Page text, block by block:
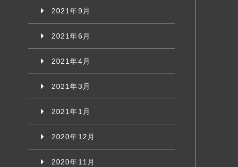
2021年9月
2021年6月
2021年4月
2021年3月
2021年1月
2020年12月
2020年11月